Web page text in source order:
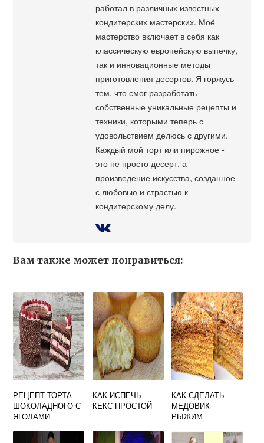
работал в различных известных
кондитерских мастерских. Моё
мастерство включает в себя как
классическую европейскую выпечку,
так и инновационные методы
приготовления десертов. Я горжусь
тем, что смог разработать
собственные уникальные рецепты и
техники, которыми теперь с
удовольствием делюсь с другими.
Каждый мой торт или пирожное -
это не просто десерт, а
произведение искусства, созданное
с любовью и страстью к
кондитерскому делу.
Вам также может понравиться:
РЕЦЕПТ ТОРТА
ШОКОЛАДНОГО С
ЯГОДАМИ
КАК ИСПЕЧЬ
КЕКС ПРОСТОЙ
КАК СДЕЛАТЬ
МЕДОВИК
РЫЖИМ